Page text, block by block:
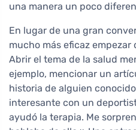
una manera un poco
En lugar de una gran
mucho más eficaz
Abrir el tema de la salud
ejemplo, mencionar un
historia de alguien
interesante con un
ayudó la terapia. Me